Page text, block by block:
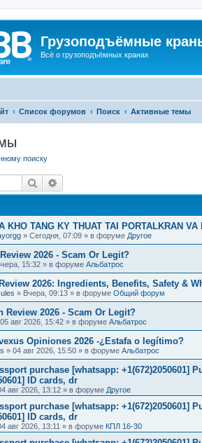
Грузоподъёмные
Всё о грузоподъёмных кранах
Список форумов Поиск Активные темы
поиску
Поиск
KHO TANG KY THUAT TAI PORTALKRAN
» Сегодня, 07:09 » в форуме Другое
2026 - Scam Or Legit?
15:32 » в форуме Альбатрос
2026: Ingredients, Benefits, Safety &
» Вчера, 09:13 » в форуме Общий форум
Review 2026 - Scam Or Legit?
05 авг 2026, 15:42 » в форуме Альбатрос
Opiniones 2026 -¿Estafa o legítimo?
» 04 авг 2026, 15:50 » в форуме Альбатрос
purchase [whatsapp: +1(672)2050601]
ID cards, dr
авг 2026, 13:12 » в форуме Другое
purchase [whatsapp: +1(672)2050601]
ID cards, dr
авг 2026, 13:11 » в форуме КПЛ 16-30